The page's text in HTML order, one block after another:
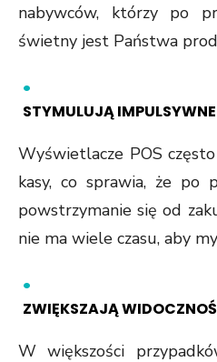
nabywców, którzy po
świetny jest Państwa
STYMULUJĄ
Wyświetlacze POS
kasy, co sprawia, że po
powstrzymanie się od
nie ma wiele czasu, aby
ZWIĘKSZAJĄ
W większości